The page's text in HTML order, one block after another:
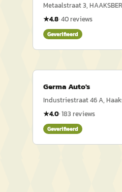
Metaalstraat 3,
★4.8·40reviews
Geverifieerd
Germa Auto's
Industriestraat 46 A,
★4.0·183 reviews
Geverifieerd